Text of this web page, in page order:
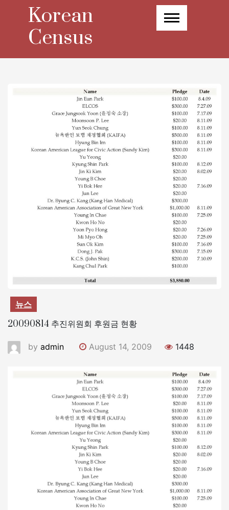
Korean
Census
뉴스
20090814 추진위원회 후원금 현황
by admin August 14, 2009 1448